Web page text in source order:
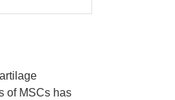
of MSCs has